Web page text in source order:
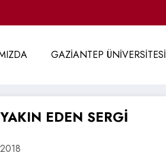
GAZİANTEP ÜNİVERSİTESİ
EDEN SERGİ